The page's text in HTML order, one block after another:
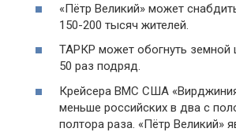
«Пётр Великий» может
150-200 тысяч жителей.
ТАРКР может обогнуть земной
50 раз подряд.
Крейсера ВМС США
меньше российских в два с
полтора раза. «Пётр Великий»